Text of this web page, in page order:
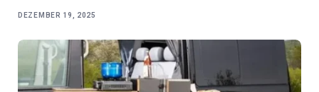
DEZEMBER 19, 2025